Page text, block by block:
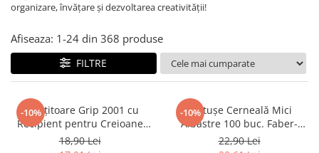
Caiete Biologie
Caiete cu Spirală
Caiete Dictando
Caiete Matematica
Caiete Muzică
Caiete Studențești
organizare, învățare și dezvoltarea creativității!
Afiseaza: 1-24 din 368 produse
FILTRE
-10%
Ascuțitoare Grip 2001 cu
Recipient pentru Creioane
Standard și Jumbo Faber-
18,90 Lei
-10%
Cartușe Cerneală Mici
Albastre 100 buc. Faber-
Castell
22,90 Lei